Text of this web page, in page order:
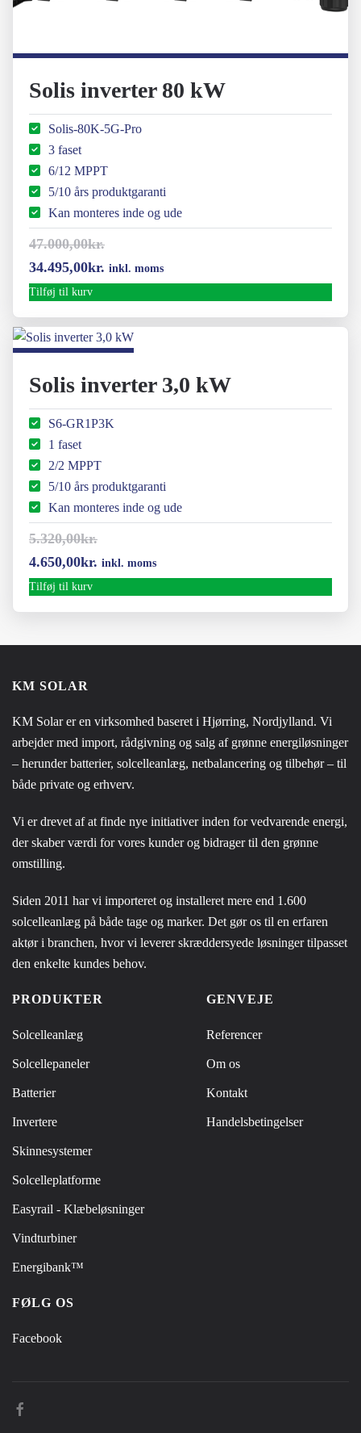
Solis inverter 80 kW
Solis-80K-5G-Pro
3 faset
6/12 MPPT
5/10 års produktgaranti
Kan monteres inde og ude
47.000,00kr.
Den
oprindelige
var:
34.495,00kr. Den
er:
inkl. moms
Tilføj til kurv
Solis inverter 3,0 kW
S6-GR1P3K
1 faset
2/2 MPPT
5/10 års produktgaranti
Kan monteres inde og ude
5.320,00kr.
Den
oprindelige
4.650,00kr. Den
inkl. moms
Tilføj til kurv
KM SOLAR
KM Solar er en virksomhed baseret i Hjørring, Nordjylland. Vi
arbejder med import, rådgivning og salg af grønne energiløsninger
– herunder batterier, solcelleanlæg, netbalancering og tilbehør – til
både private og erhverv.
Vi er drevet af at finde nye initiativer inden for vedvarende energi,
der skaber værdi for vores kunder og bidrager til den grønne
omstilling.
Siden 2011 har vi importeret og installeret mere end 1.600
solcelleanlæg på både tage og marker. Det gør os til en erfaren
aktør i branchen, hvor vi leverer skræddersyede løsninger tilpasset
den enkelte kundes behov.
PRODUKTER
Solcelleanlæg
Solcellepaneler
Batterier
Invertere
Skinnesystemer
Solcelleplatforme
Easyrail - Klæbeløsninger
Vindturbiner
Energibank™
GENVEJE
Referencer
Om os
Kontakt
Handelsbetingelser
FØLG OS
Facebook